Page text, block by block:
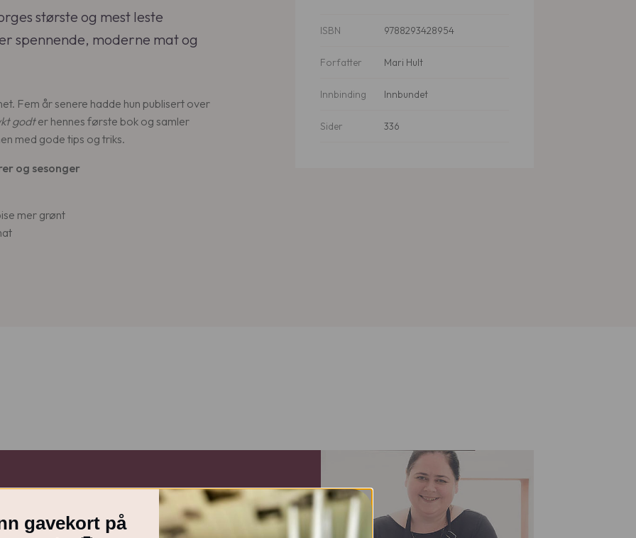
største og mest leste
spennende, moderne mat og
Fem år senere hadde hun publisert over
godter hennes første bok og samler
med gode tips og triks.
og sesonger
mer grønt
ISBN 9788293428954
Forfatter Mari Hult
Innbinding Innbundet
Sider 336
gavekort på